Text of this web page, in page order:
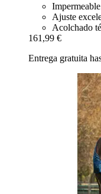
Ajuste
Acolchado
161,99 €
Entrega gratuita